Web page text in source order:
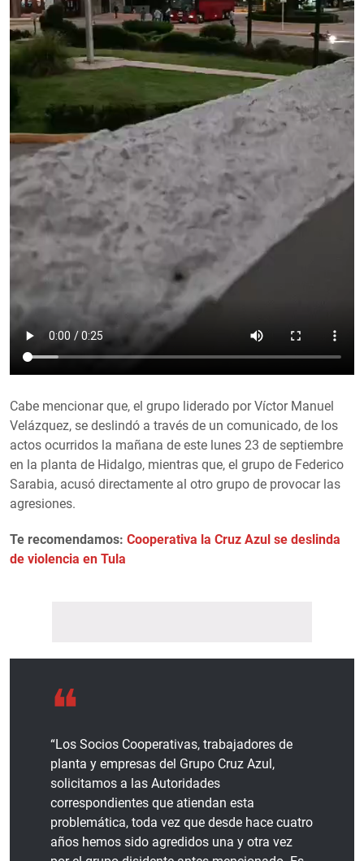
Cabe mencionar que, el grupo liderado por Víctor Manuel
Velázquez, se deslindó a través de un comunicado, de los
actos ocurridos la mañana de este lunes 23 de septiembre
en la planta de Hidalgo, mientras que, el grupo de Federico
Sarabia, acusó directamente al otro grupo de provocar las
agresiones.
Te recomendamos: Cooperativa la Cruz Azul se deslinda
de violencia en Tula
“Los Socios Cooperativas, trabajadores de
planta y empresas del Grupo Cruz Azul,
solicitamos a las Autoridades
correspondientes que atiendan esta
problemática, toda vez que desde hace cuatro
años hemos sido agredidos una y otra vez